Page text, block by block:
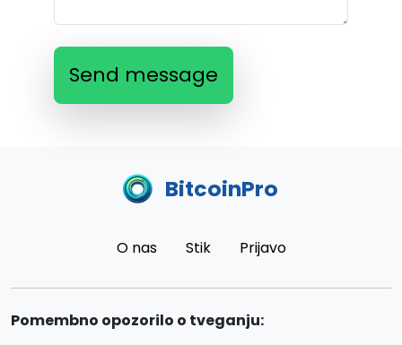
Send message
BitcoinPro
O nas Stik Prijavo
Pomembno opozorilo o tveganju: